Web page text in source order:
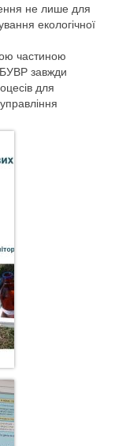
не лише для
екологічної
частиною
завжди
для